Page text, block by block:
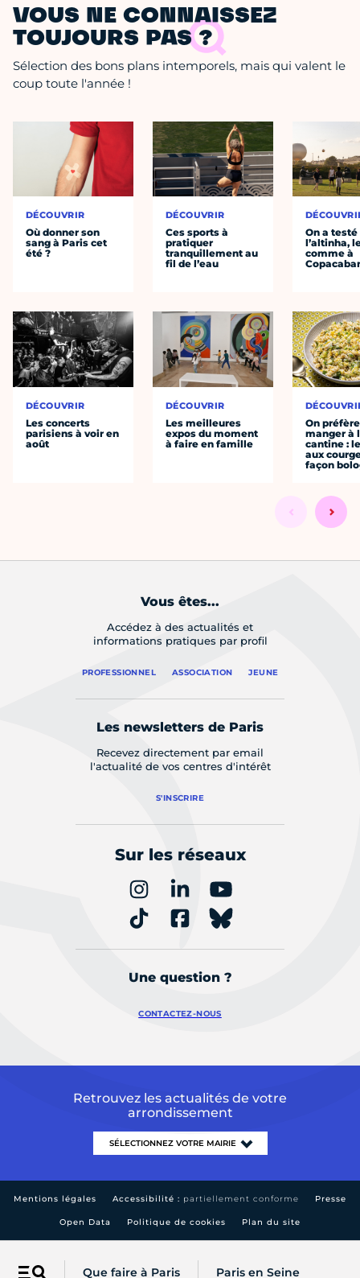
Que faire à Paris Paris en Seine
VOUS NE CONNAISSEZ
TOUJOURS PAS ?
Sélection des bons plans intemporels, mais qui valent le
coup toute l'année !
DÉCOUVRIR
Où donner son
sang à Paris cet
été ?
DÉCOUVRIR
Les concerts
parisiens à voir en
août
DÉCOUVRIR
Ces sports à
pratiquer
tranquillement au
fil de l’eau
DÉCOUVRIR
Les meilleures
expos du moment
à faire en famille
On a testé
l’altinha,
comme à
On préfère
manger à
cantine :
aux
façon
Vous êtes...
Accédez à des actualités et
informations pratiques par profil
PROFESSIONNEL ASSOCIATION JEUNE
Les newsletters de Paris
Recevez directement par email
l'actualité de vos centres d'intérêt
S'INSCRIRE
Sur les réseaux
Une question ?
CONTACTEZ-NOUS
Retrouvez les actualités de votre
arrondissement
Mentions légales Accessibilité : partiellement conforme Presse
Open Data Politique de cookies Plan du site